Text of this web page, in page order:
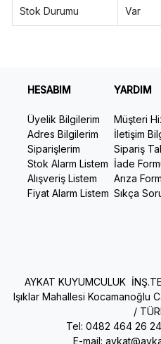
Stok Durumu Var
HESABIM
Üyelik Bilgilerim
Adres Bilgilerim
Siparişlerim
Stok Alarm Listem
Alışveriş Listem
Fiyat Alarm Listem
YARDIM
Müşteri
İletişim
Sipariş
İade
Arıza
Sıkça
AYKAT KUYUMCULUK
Işıklar Mahallesi Kocamanoğlu
/
Tel: 0482 464 26
E-mail: